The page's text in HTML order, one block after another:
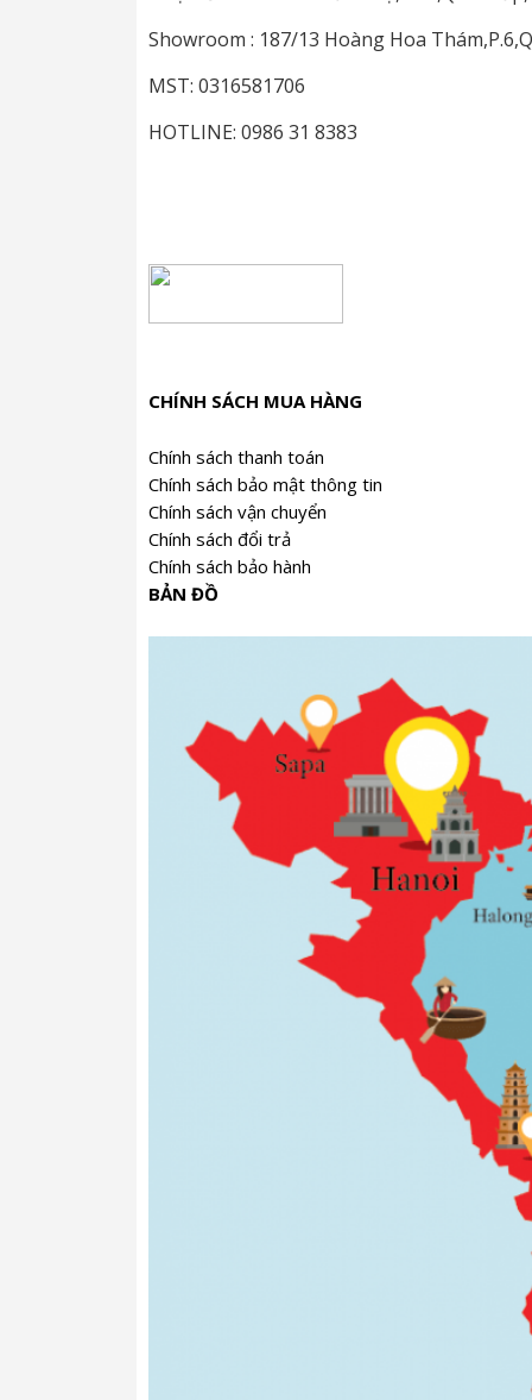
người và đất trời.
Các thế hệ người trồng chè đã canh
Jingmai năm 2018 đuoẹc tuyển chọn kĩ
Showroom : 187/13 Hoàng Hoa
MST: 0316581706
HOTLINE: 0986 31 8383
CHÍNH SÁCH MUA HÀNG
Chính sách thanh toán
Chính sách bảo mật thông tin
Chính sách vận chuyển
Chính sách đổi trả
Chính sách bảo hành
BẢN ĐỒ